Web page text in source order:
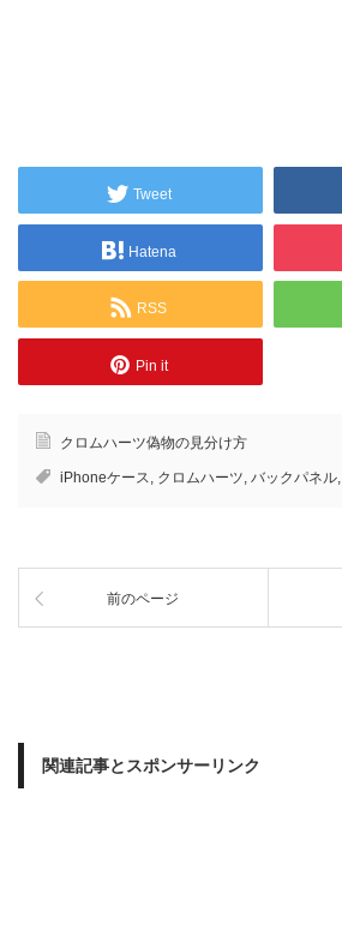
Tweet
Hatena
RSS
Pin it
クロムハーツ偽物の見分け方
iPhoneケース, クロムハーツ, バックパネル,
前のページ
関連記事とスポンサーリンク